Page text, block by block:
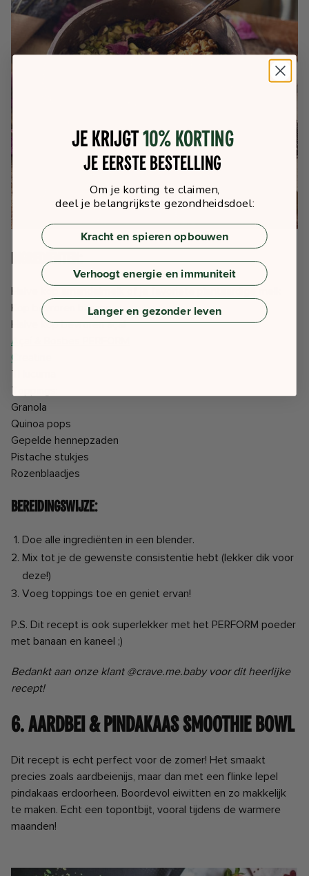
Ingrediënten:
Halve kop amandelmelk of je favoriete plantaardige melk
Kop bevroren banaan
Halve kop bevroren açaí
Açaí & Bosbes PERFORM
Creatine
Tl lucuma
Toppings:
Granola
Quinoa pops
Gepelde hennepzaden
Pistache stukjes
Rozenblaadjes
Bereidingswijze:
Doe alle ingrediënten in een blender.
Mix tot je de gewenste consistentie hebt (lekker dik voor
deze!)
Voeg toppings toe en geniet ervan!
P.S. Dit recept is ook superlekker met het PERFORM poeder
met banaan en kaneel ;)
Bedankt aan onze klant @crave.me.baby voor dit heerlijke
recept!
6. AARDBEI & PINDAKAAS SMOOTHIE BOWL
Dit recept is echt perfect voor de zomer! Het smaakt
precies zoals aardbeienijs, maar dan met een flinke lepel
pindakaas erdoorheen. Boordevol eiwitten en zo makkelijk
te maken. Echt een topontbijt, vooral tijdens de warmere
maanden!
Je krijgt10% korting
je eerste bestelling
Om je korting te claimen,
deel je belangrijkste gezondheidsdoel:
Kracht en spieren opbouwen
Verhoogt energie en immuniteit
Langer en gezonder leven